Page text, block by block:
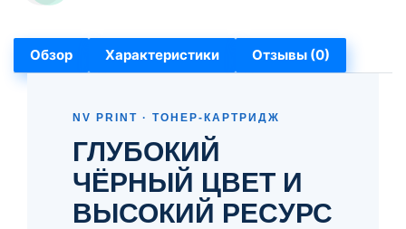
Обзор Характеристики Отзывы (0)
NV PRINT · ТОНЕР-КАРТРИДЖ
ГЛУБОКИЙ
ЧЁРНЫЙ ЦВЕТ И
ВЫСОКИЙ РЕСУРС